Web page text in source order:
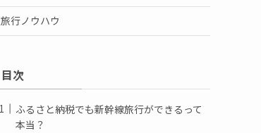
旅行ノウハウ
目次
ふるさと納税でも新幹線旅行ができるって
本当？